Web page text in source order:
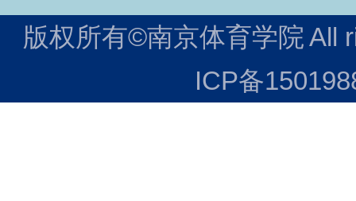
版权所有©南京体育学院All
ICP备